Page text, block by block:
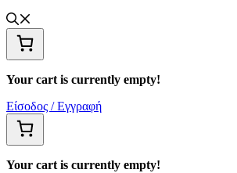
Your cart is currently empty!
Είσοδος / Εγγραφή
Your cart is currently empty!